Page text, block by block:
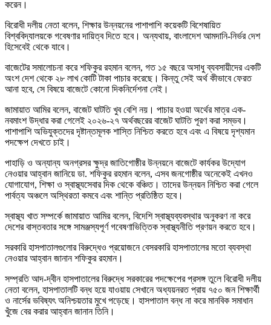
করেন।
বিরোধী দলীয় নেতা বলেন, শিক্ষার উন্নয়নের পাশাপাশি কয়েকটি বিশেষায়িত
বিশ্ববিদ্যালয়কে গবেষণার দায়িত্ব দিতে হবে। অন্যথায়, বাংলাদেশ আমদানি-নির্ভর দেশ
হিসেবেই থেকে যাবে।
বাজেটের সমালোচনা করে শফিকুর রহমান বলেন, গত ১৫ বছরে অসাধু ব্যবসায়ীদের একটি
অংশ দেশ থেকে ২৮ লাখ কোটি টাকা পাচার করেছে। কিন্তু সেই অর্থ কীভাবে ফেরত
আনা হবে, সে বিষয়ে বাজেটে কোনো দিকনির্দেশনা নেই।
জামায়াত আমির বলেন, বাজেট ঘাটতি খুব বেশি নয়। পাচার হওয়া অর্থের মাত্র এক-
নবমাংশ উদ্ধার করা গেলেই ২০২৬-২৭ অর্থবছরের বাজেট ঘাটতি পূরণ করা সম্ভব।
পাশাপাশি অভিযুক্তদের দৃষ্টান্তমূলক শাস্তি নিশ্চিত করতে হবে এবং এ বিষয়ে দৃশ্যমান
পদক্ষেপ দেখতে চাই।
পাহাড়ি ও অন্যান্য অনগ্রসর ক্ষুদ্র জাতিগোষ্ঠীর উন্নয়নে বাজেটে কার্যকর উদ্যোগ
নেওয়ার আহ্বান জানিয়ে ডা. শফিকুর রহমান বলেন, এসব জনগোষ্ঠীর অনেকেই এখনও
যোগাযোগ, শিক্ষা ও স্বাস্থ্যসেবার দিক থেকে বঞ্চিত। তাদের উন্নয়ন নিশ্চিত করা গেলে
পার্বত্য অঞ্চলে অস্থিরতা কমবে এবং শান্তি প্রতিষ্ঠিত হবে।
স্বাস্থ্য খাত সম্পর্কে জামায়াত আমির বলেন, বিদেশি স্বাস্থ্যব্যবস্থার অনুকরণ না করে
দেশের বাস্তবতার সঙ্গে সামঞ্জস্যপূর্ণ গবেষণাভিত্তিক স্বাস্থ্যনীতি প্রণয়ন করতে হবে।
সরকারি হাসপাতালগুলোর বিরুদ্ধেও প্রয়োজনে বেসরকারি হাসপাতালের মতো ব্যবস্থা
নেওয়ার আহ্বান জানান শফিকুর রহমান।
সম্প্রতি আদ-দ্বীন হাসপাতালের বিরুদ্ধে সরকারের পদক্ষেপের প্রসঙ্গ তুলে বিরোধী দলীয়
নেতা বলেন, হাসপাতালটি বন্ধ হয়ে যাওয়ায় সেখানে অধ্যয়নরত প্রায় ৭৫০ জন শিক্ষার্থী
ও নার্সের ভবিষ্যৎ অনিশ্চয়তার মুখে পড়েছে। হাসপাতাল বন্ধ না করে মানবিক সমাধান
খুঁজে বের করার আহ্বান জানান তিনি।